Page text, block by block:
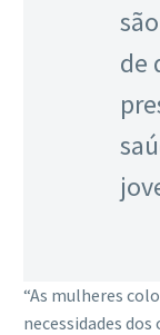
de
“As mulheres
necessidades